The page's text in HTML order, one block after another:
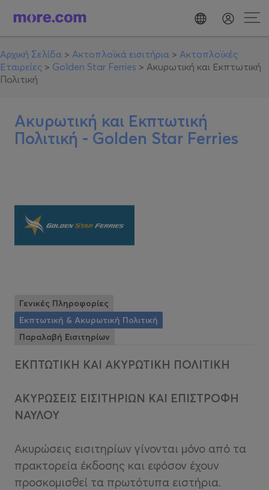
Αρχική Σελίδα > Ακτοπλοϊκά εισιτήρια > Ακτοπλοϊκές
Εταιρείες > Golden Star Ferries > Ακυρωτική και Εκπτωτική
Πολιτική
Ακυρωτική και Εκπτωτική
Πολιτική - Golden Star Ferries
Γενικές Πληροφορίες
Εκπτωτική & Ακυρωτική Πολιτική
Παραλαβή Εισιτηρίων
ΕΚΠΤΩΤΙΚΗ ΚΑΙ ΑΚΥΡΩΤΙΚΗ ΠΟΛΙΤΙΚΗ
ΑΚΥΡΩΣΕΙΣ ΕΙΣΙΤΗΡΙΩΝ ΚΑΙ ΕΠΙΣΤΡΟΦΗ
ΝΑΥΛΟΥ
Ακυρώσεις εισιτηρίων γίνονται μόνο από τα
πρακτορεία έκδοσης και εφόσον έχουν
προσκομισθεί τα πρωτότυπα ειστήρια.